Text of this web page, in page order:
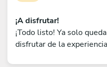
¡A disfrutar!
¡Todo listo! Ya solo
disfrutar de la